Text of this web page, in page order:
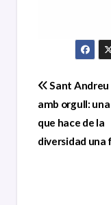
de
Sant Andreu
amb orgull:
que hace de la
diversidad una